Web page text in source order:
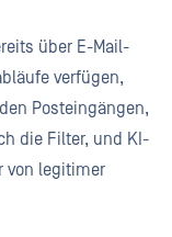
über E-Mail-
verfügen,
Posteingängen,
die Filter, und KI-
von legitimer